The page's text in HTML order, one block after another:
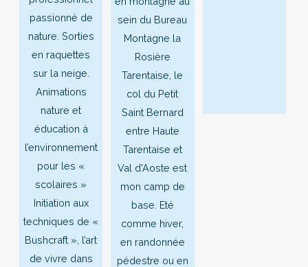
passionné de
nature. Sorties
en raquettes
sur la neige.
Animations
nature et
éducation à
l’environnement
pour les «
scolaires »
Initiation aux
techniques de «
Bushcraft », l’art
de vivre dans
sein du Bureau
Montagne la
Rosière
Tarentaise, le
col du Petit
Saint Bernard
entre Haute
Tarentaise et
Val d'Aoste est
mon camp de
base. Eté
comme hiver,
en randonnée
pédestre ou en